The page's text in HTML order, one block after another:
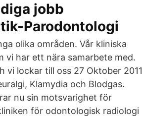
jobb
Parodontologi
olika områden. Vår kliniska
vi har ett nära samarbete med.
lockar till oss 27 Oktober 2011
Klamydia och Blodgas.
nu sin motsvarighet för
för odontologisk radiologi